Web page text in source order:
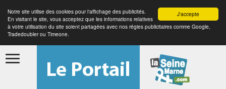
J'accepte
Notre site utilise des cookies pour l'affichage des publicités.
En visitant le site, vous acceptez que les informations relatives
à votre utilisation du site soient partagées avec nos régies publicitaires comme Google,
Tradedoubler ou Timeone.